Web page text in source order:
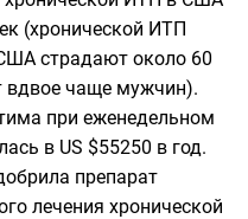
(хронической ИТП
страдают около 60
вдвое чаще мужчин).
при еженедельном
в US $55250 в год.
препарат
лечения хронической